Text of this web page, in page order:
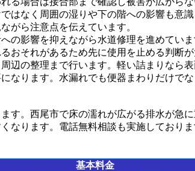
はなく周囲の湿りや下の階への影響も意
がら注意点を伝えています。
の影響を抑えながら水道修理を進めてい
おそれがあるため先に使用を止める判断
辺の整理まで行います。軽い詰まりなら
なります。水漏れでも便器まわりだけで
す。西尾市で床の濡れが広がる排水が急
なります。電話無料相談も実施しており
基本料金